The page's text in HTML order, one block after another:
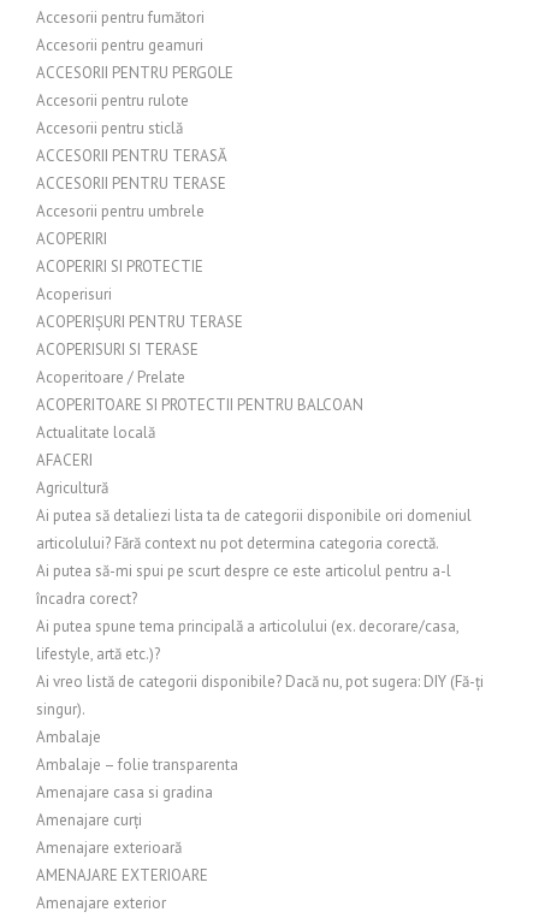
Accesorii pentru fumători
Accesorii pentru geamuri
ACCESORII PENTRU PERGOLE
Accesorii pentru rulote
Accesorii pentru sticlă
ACCESORII PENTRU TERASĂ
ACCESORII PENTRU TERASE
Accesorii pentru umbrele
ACOPERIRI
ACOPERIRI SI PROTECTIE
Acoperisuri
ACOPERIȘURI PENTRU TERASE
ACOPERISURI SI TERASE
Acoperitoare / Prelate
ACOPERITOARE SI PROTECTII PENTRU BALCOAN
Actualitate locală
AFACERI
Agricultură
Ai putea să detaliezi lista ta de categorii disponibile ori domeniul
articolului? Fără context nu pot determina categoria corectă.
Ai putea să-mi spui pe scurt despre ce este articolul pentru a-l
încadra corect?
Ai putea spune tema principală a articolului (ex. decorare/casa,
lifestyle, artă etc.)?
Ai vreo listă de categorii disponibile? Dacă nu, pot sugera: DIY (Fă-ți
singur).
Ambalaje
Ambalaje – folie transparenta
Amenajare casa si gradina
Amenajare curți
Amenajare exterioară
AMENAJARE EXTERIOARE
Amenajare exterior